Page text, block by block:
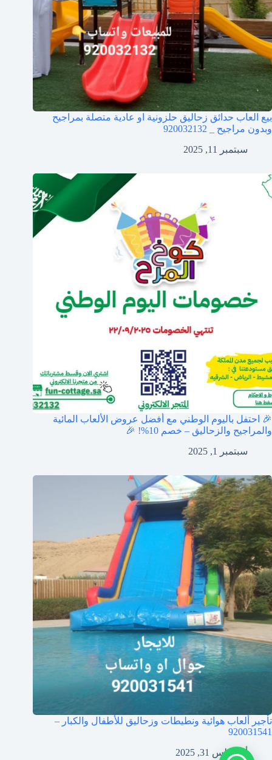
بيع العاب حدائق زحاليق حلزونية او عادية متصلة بمراجيح
وبدون مراجيح _ 920032132
سبتمبر 11, 2025
🎉 احتفل باليوم الوطني مع أفضل عروض الألعاب المائية
والمراجيح والزحاليق – خصم 10%! 🎉
سبتمبر 1, 2025
تأجير ألعاب هوائية ونطيطات وزحاليق للأطفال والكبار –
920031541
أغسطس 31, 2025